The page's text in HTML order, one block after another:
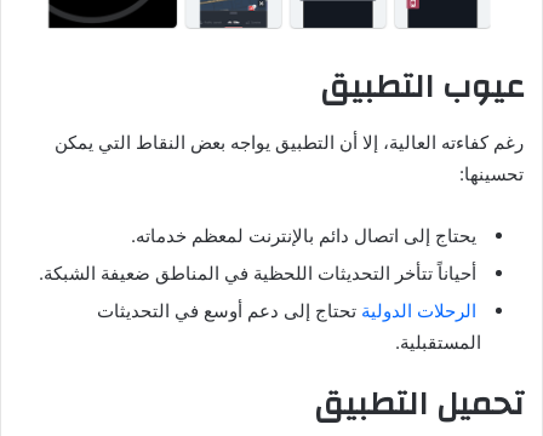
عيوب التطبيق
رغم كفاءته العالية، إلا أن التطبيق يواجه بعض النقاط التي يمكن
تحسينها:
يحتاج إلى اتصال دائم بالإنترنت لمعظم خدماته.
أحياناً تتأخر التحديثات اللحظية في المناطق ضعيفة الشبكة.
الرحلات الدولية تحتاج إلى دعم أوسع في التحديثات
المستقبلية.
تحميل التطبيق